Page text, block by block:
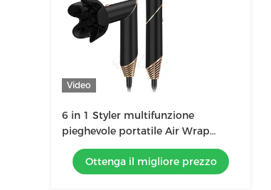
Video
6 in 1 Styler multifunzione
pieghevole portatile Air Wrap
Curling Nuovo design Travel Hot Air
Brush Comb
Ottenga il migliore prezzo